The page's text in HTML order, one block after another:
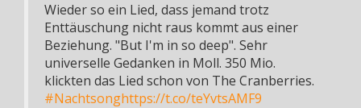
Wieder so ein Lied, dass jemand trotz
Enttäuschung nicht raus kommt aus einer
Beziehung. "But I'm in so deep". Sehr
universelle Gedanken in Moll. 350 Mio.
klickten das Lied schon von The Cranberries.
#Nachtsonghttps://t.co/teYvtsAMF9